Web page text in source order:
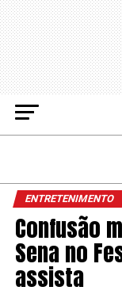
ENTRETENIMENTO
Confusão
Sena no
assista